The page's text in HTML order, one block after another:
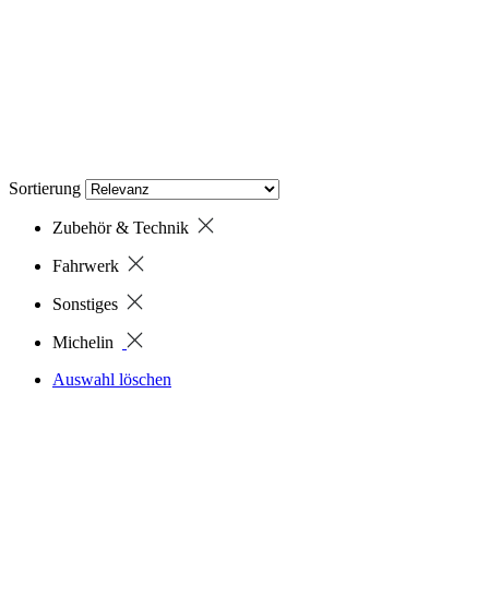
Sortierung
Zubehör & Technik
Fahrwerk
Sonstiges
Michelin
Auswahl löschen